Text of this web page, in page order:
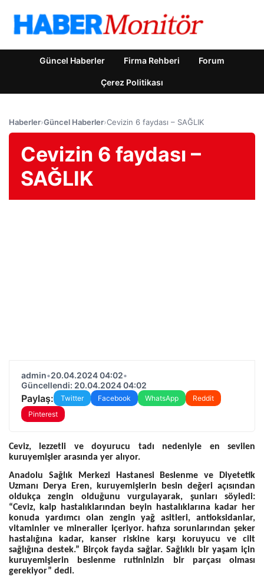
Güncel Haberler Firma Rehberi Forum
Çerez Politikası
Haberler›Güncel Haberler›Cevizin 6 faydası – SAĞLIK
Cevizin 6 faydası –
SAĞLIK
admin•20.04.2024 04:02•
Güncellendi: 20.04.2024 04:02
Paylaş: Twitter Facebook WhatsApp
Reddit
Pinterest
Ceviz, lezzetli ve doyurucu tadı nedeniyle en sevilen
kuruyemişler arasında yer alıyor.
Anadolu Sağlık Merkezi Hastanesi Beslenme ve Diyetetik
Uzmanı Derya Eren, kuruyemişlerin besin değeri açısından
oldukça zengin olduğunu vurgulayarak, şunları söyledi:
“Ceviz, kalp hastalıklarından beyin hastalıklarına kadar her
konuda yardımcı olan zengin yağ asitleri, antioksidanlar,
vitaminler ve mineraller içeriyor. hafıza sorunlarından şeker
hastalığına kadar, kanser riskine karşı koruyucu ve cilt
sağlığına destek.” Birçok fayda sağlar. Sağlıklı bir yaşam için
kuruyemişlerin beslenme rutininizin bir parçası olması
gerekiyor” dedi.